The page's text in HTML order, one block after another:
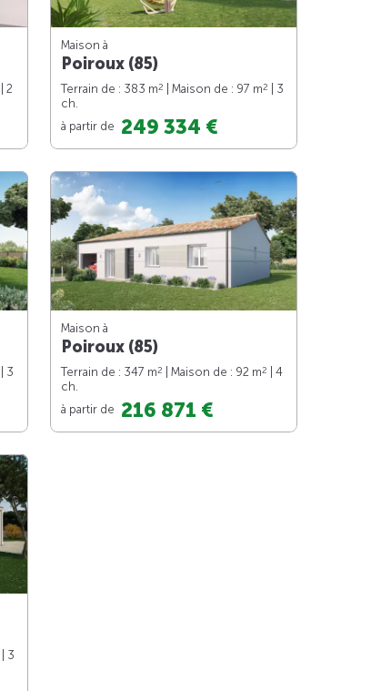
| 2
Maison à
Poiroux (85)
Terrain de : 383 m2 | Maison de : 97 m2
| 3
ch.
à partir de 249 334 €
| 3
Maison à
Poiroux (85)
Terrain de : 347 m2 | Maison de : 92 m2
| 4
ch.
à partir de 216 871 €
| 3